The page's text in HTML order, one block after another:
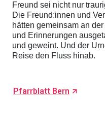
Freund sei nicht nur
Die Freund:innen und
hätten gemeinsam an
und Erinnerungen
und geweint. Und der
Reise den Fluss hinab.
Pfarrblatt Bern